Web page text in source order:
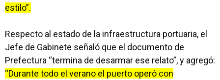
estilo”.
Respecto al estado de la infraestructura portuaria, el
Jefe de Gabinete señaló que el documento de
Prefectura “termina de desarmar ese relato”, y agregó:
“Durante todo el verano el puerto operó con